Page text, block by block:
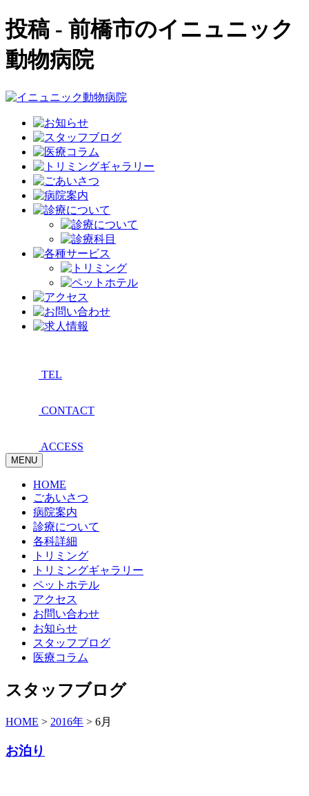
投稿 - 前橋市のイニュニック
動物病院
TEL
CONTACT
ACCESS
MENU
HOME
ごあいさつ
病院案内
診療について
各科詳細
トリミング
トリミングギャラリー
ペットホテル
アクセス
お問い合わせ
お知らせ
スタッフブログ
医療コラム
スタッフブログ
HOME > 2016年 > 6月
お泊り